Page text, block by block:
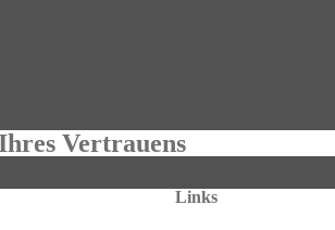
Vertrauens
Links